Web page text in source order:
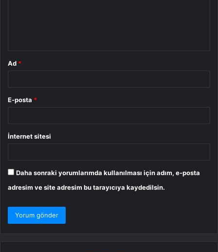
Ad *
E-posta *
İnternet sitesi
Daha sonraki yorumlarımda kullanılması için adım, e-posta
adresim ve site adresim bu tarayıcıya kaydedilsin.